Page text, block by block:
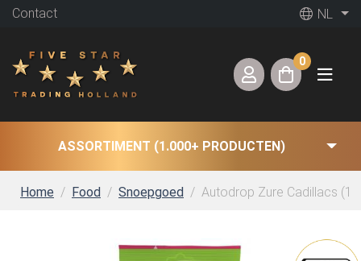
Contact NL
0
ASSORTIMENT (1.000+ PRODUCTEN)
Home Food Snoepgoed Autodrop Zure Cadillacs